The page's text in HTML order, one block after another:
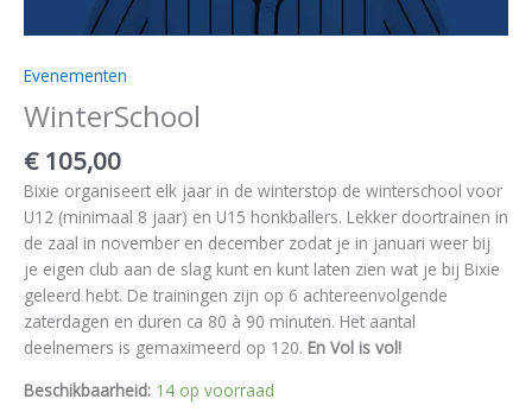
Evenementen
WinterSchool
€105,00
Bixie organiseert elk jaar in de winterstop de winterschool voor
U12 (minimaal 8 jaar) en U15 honkballers. Lekker doortrainen in
de zaal in november en december zodat je in januari weer bij
je eigen club aan de slag kunt en kunt laten zien wat je bij Bixie
geleerd hebt. De trainingen zijn op 6 achtereenvolgende
zaterdagen en duren ca 80 à 90 minuten. Het aantal
deelnemers is gemaximeerd op 120. En Vol is vol!
Beschikbaarheid: 14 op voorraad